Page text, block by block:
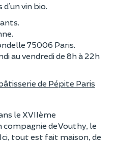
vin bio.
75006 Paris.
au vendredi de 8h à 22h
de Pépite Paris
le XVIIème
de Vouthy, le
tout est fait maison, de